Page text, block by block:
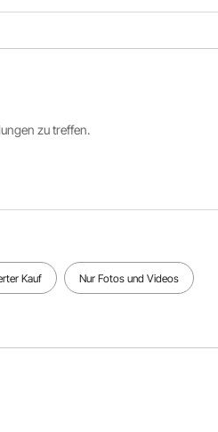
1270 mm
Rostfreier
82,8 kg
zu treffen.
Kauf Nur Fotos und Videos